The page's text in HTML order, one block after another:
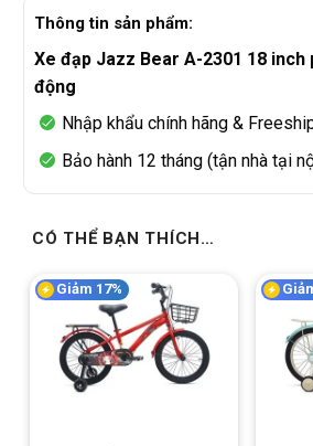
Thông tin sản phẩm:
Xe đạp Jazz Bear A-2301 18 inch
động
Nhập khẩu chính hãng &
Bảo hành 12 tháng (tận nhà tại
CÓ THỂ BẠN THÍCH…
Giảm 17%